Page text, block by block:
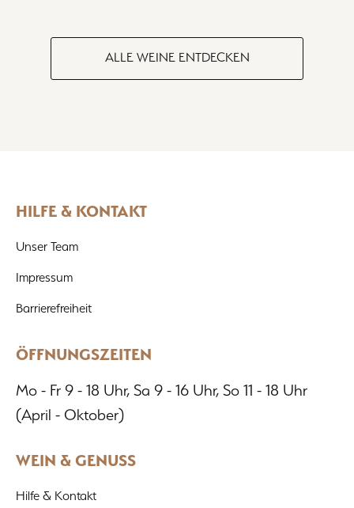
ALLE WEINE ENTDECKEN
HILFE & KONTAKT
Unser Team
Impressum
Barrierefreiheit
ÖFFNUNGSZEITEN
Mo - Fr 9 - 18 Uhr, Sa 9 - 16 Uhr, So 11 - 18 Uhr
(April - Oktober)
WEIN & GENUSS
Hilfe & Kontakt